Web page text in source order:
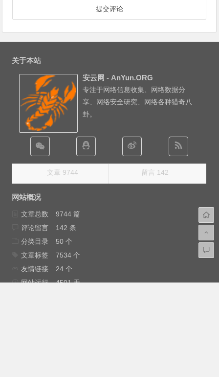
关于本站
安云网 - AnYun.ORG
专注于网络信息收集、网络数据分
享、网络安全研究、网络各种猎奇八
卦。
文章 9744 留言 142
网站概况
文章总数
9744 篇
评论留言
142 条
分类目录
50 个
文章标签
7534 个
友情链接
24 个
网站运行
4501 天